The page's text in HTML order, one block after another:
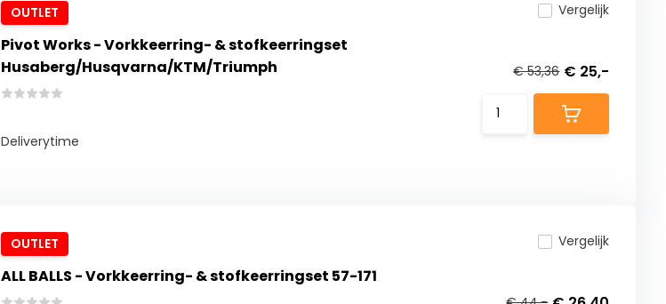
OUTLET
Pivot Works - Vorkkeerring- & stofkeerringset
Husaberg/Husqvarna/KTM/Triumph
Deliverytime
Vergelijk
€ 53,36 € 25,-
OUTLET
ALL BALLS - Vorkkeerring- & stofkeerringset 57-171
Vergelijk